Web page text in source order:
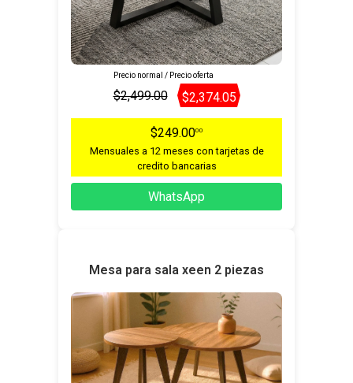
Precio normal / Precio oferta
$2,499.00 $2,374.05
$249.0000
Mensuales a 12 meses con tarjetas de
credito bancarias
WhatsApp
Mesa para sala xeen 2 piezas